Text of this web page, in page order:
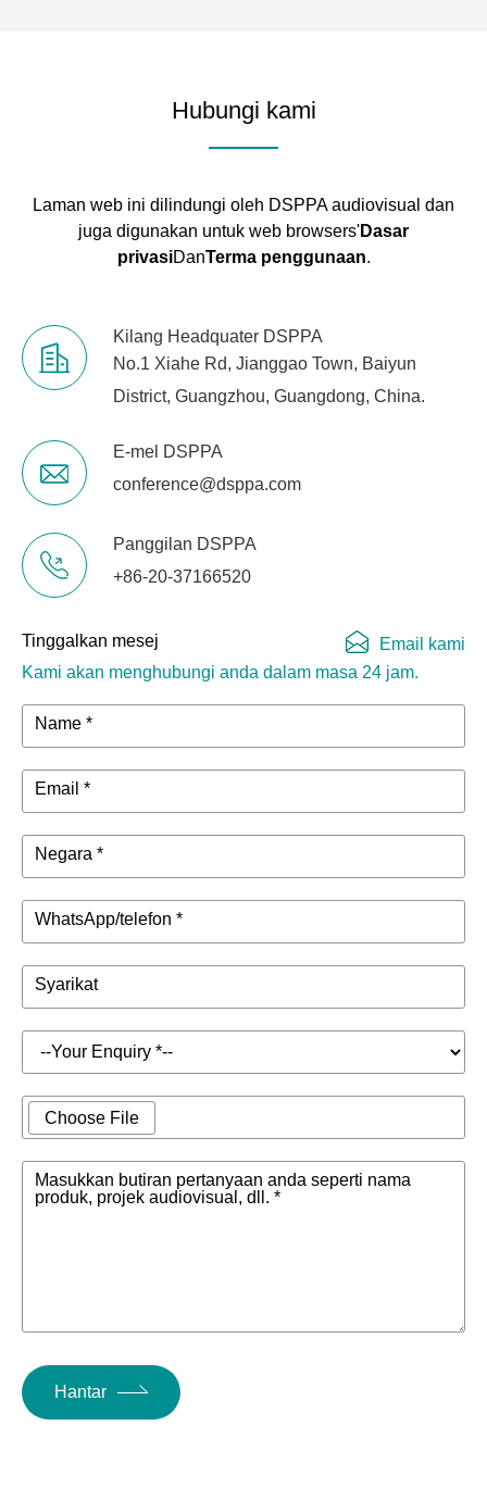
Hubungi kami
Laman web ini dilindungi oleh DSPPA audiovisual dan
juga digunakan untuk web browsers'Dasar
privasiDanTerma penggunaan.
Kilang Headquater DSPPA
No.1 Xiahe Rd, Jianggao Town, Baiyun
District, Guangzhou, Guangdong, China.
E-mel DSPPA
conference@dsppa.com
Panggilan DSPPA
+86-20-37166520
Tinggalkan mesej
Kami akan menghubungi anda dalam masa 24 jam.
Email kami
Name *
Email *
Negara *
WhatsApp/telefon *
Syarikat
Choose File
Masukkan butiran pertanyaan anda seperti nama
produk, projek audiovisual, dll. *
Hantar